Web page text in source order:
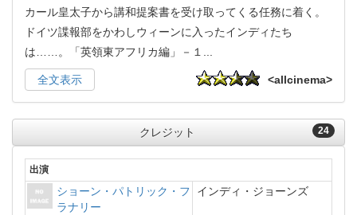
カール皇太子から講和提案書を受け取ってくる任務に着く。
ドイツ諜報部をかわしウィーンに入ったインディたち
は……。「英領東アフリカ編」－１
全文表示 <allcinema>
24
クレジット
出演
ショーン・パトリック・フ
ラナリー
インディ・ジョーンズ